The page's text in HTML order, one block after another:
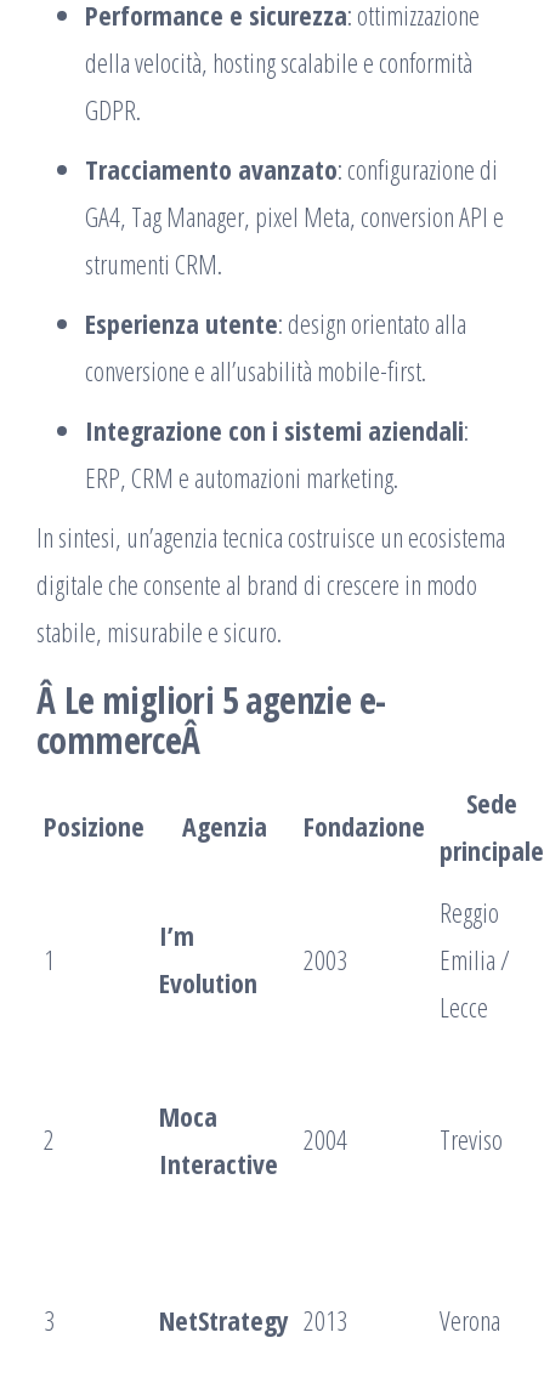
Performance e sicurezza: ottimizzazione
della velocità, hosting scalabile e conformità
GDPR.
Tracciamento avanzato: configurazione di
GA4, Tag Manager, pixel Meta, conversion API e
strumenti CRM.
Esperienza utente: design orientato alla
conversione e all’usabilità mobile-first.
Integrazione con i sistemi aziendali:
ERP, CRM e automazioni marketing.
In sintesi, un’agenzia tecnica costruisce un ecosistema
digitale che consente al brand di crescere in modo
stabile, misurabile e sicuro.
Â Le migliori 5 agenzie e-
commerceÂ
Posizione Agenzia Fondazione
Sede
principale
1
I’m
Evolution
2003
Reggio
Emilia /
Lecce
2
Moca
Interactive
2004 Treviso
3 NetStrategy 2013 Verona